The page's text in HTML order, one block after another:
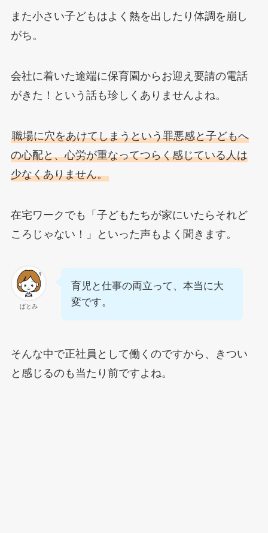
また小さい子どもはよく熱を出したり体調を崩し
がち。
会社に着いた途端に保育園からお迎え要請の電話
がきた！という話も珍しくありませんよね。
職場に穴をあけてしまうという罪悪感と子どもへ
の心配と、心労が重なってつらく感じている人は
少なくありません。
在宅ワークでも「子どもたちが家にいたらそれど
ころじゃない！」といった声もよく聞きます。
ぱとみ
育児と仕事の両立って、本当に大
変です。
そんな中で正社員として働くのですから、きつい
と感じるのも当たり前ですよね。